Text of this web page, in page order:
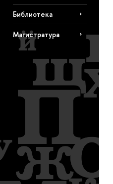
Библиотека
Магистратура